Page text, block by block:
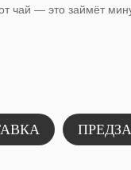
чай — это займёт